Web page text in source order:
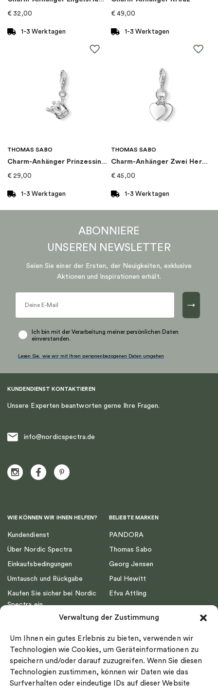
Verwaltung der Zustimmung
Um Ihnen ein gutes Erlebnis zu bieten, verwenden wir
Technologien wie Cookies, um Geräteinformationen zu
speichern und/oder darauf zuzugreifen. Wenn Sie diesen
Technologien zustimmen, können wir Daten wie das
Surfverhalten oder eindeutige IDs auf dieser Website
Kollektion: Pacific
€ 32,00
1-3 Werktagen
€ 49,00
1-3 Werktagen
THOMAS SABO
Charm-Anhänger Prinzessin Krone
€ 29,00
1-3 Werktagen
THOMAS SABO
Charm-Anhänger Zwei Herzen
€ 45,00
1-3 Werktagen
ABONNIERE
UNSEREN NEWSLETTER
Seien Sie einer der Ersten, der Neuigkeiten, exklusive
Aktionen und Inspirationen erhält.
→
Ich bin mit der Verarbeitung meiner persönlichen Daten
einverstanden.
Lesen Sie, wie wir mit Ihren personenbezogenen Daten umgehen
KUNDENDIENST KONTAKTIEREN
Unsere Experten beantworten gerne Ihre Fragen.
info@nordicspectra.de
WIE KÖNNEN WIR IHNEN HELFEN?
Kundendienst
Über Nordic Spectra
Einkaufsbedingungen
Umtausch und Rückgabe
Kaufen Sie sicher bei Nordic
Spectra ein
Impressum
Ringgröße
Widerrufsrecht
Cookie-policy
BELIEBTE MARKEN
PANDORA
Thomas Sabo
Georg Jensen
Paul Hewitt
Efva Attling
Drakenberg Sjölin
Nordic Spectra